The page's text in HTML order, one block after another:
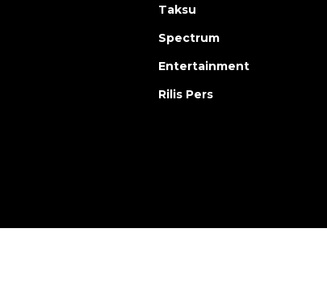
Taksu
Spectrum
Entertainment
Rilis Pers